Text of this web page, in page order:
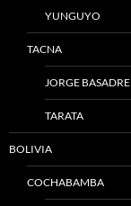
YUNGUYO
TACNA
JORGE BASADRE
TARATA
BOLIVIA
COCHABAMBA